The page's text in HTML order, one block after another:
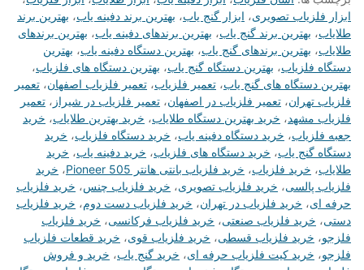
ابزار فلزیاب تصویری، ابزار گنج یاب، بهترین برند دفینه یاب، بهترین برند
طلایاب، بهترین برند گنج یاب، بهترین برندهای دفینه یاب، بهترین برندهای
طلایاب، بهترین برندهای گنج یاب، بهترین دستگاه دفینه یاب، بهترین
دستگاه فلزیاب، بهترین دستگاه گنج یاب، بهترین دستگاه های فلزیاب،
بهترین دستگاه های گنج یاب، تعمیر فلزیاب، تعمیر فلزیاب اصفهان، تعمیر
فلزیاب تهران، تعمیر فلزیاب در اصفهان، تعمیر فلزیاب در شیراز ، تعمیر
فلزیاب مشهد، خرید بهترین دستگاه طلایاب، خرید بهترین طلایاب، خرید
جعبه فلزیاب، خرید دستگاه دفینه یاب، خرید دستگاه فلزیاب، خرید
دستگاه گنج یاب، خرید دستگاه های فلزیاب، خرید دفینه یاب، خرید
طلایاب، خرید فلزیاب، خرید فلزیاب بانتی هانتر Pioneer 505 ، خرید
فلزیاب پالسی، خرید فلزیاب تصویری، خرید فلزیاب چنس، خرید فلزیاب
حرفه ای، خرید فلزیاب در تهران، خرید فلزیاب دست دوم، خرید فلزیاب
دستی، خرید فلزیاب صنعتی، خرید فلزیاب فرکانسی، خرید فلزیاب
فلزجو، خرید فلزیاب قسطی، خرید فلزیاب قوی، خرید قطعات فلزیاب
فلزجو، خرید کیت فلزیاب حرفه ای، خرید گنج یاب، خرید و فروش